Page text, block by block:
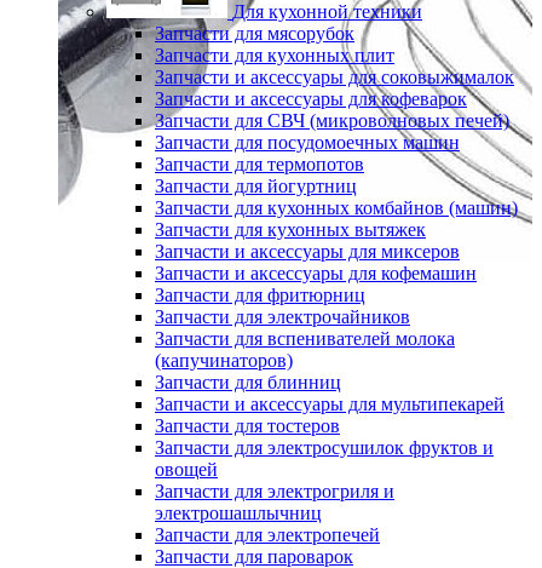
Для кухонной техники
Запчасти для мясорубок
Запчасти для кухонных плит
Запчасти и аксессуары для соковыжималок
Запчасти и аксессуары для кофеварок
Запчасти для СВЧ (микроволновых печей)
Запчасти для посудомоечных машин
Запчасти для термопотов
Запчасти для йогуртниц
Запчасти для кухонных комбайнов (машин)
Запчасти для кухонных вытяжек
Запчасти и аксессуары для миксеров
Запчасти и аксессуары для кофемашин
Запчасти для фритюрниц
Запчасти для электрочайников
Запчасти для вспенивателей молока
(капучинаторов)
Запчасти для блинниц
Запчасти и аксессуары для мультипекарей
Запчасти для тостеров
Запчасти для электросушилок фруктов и
овощей
Запчасти для электрогриля и
электрошашлычниц
Запчасти для электропечей
Запчасти для пароварок